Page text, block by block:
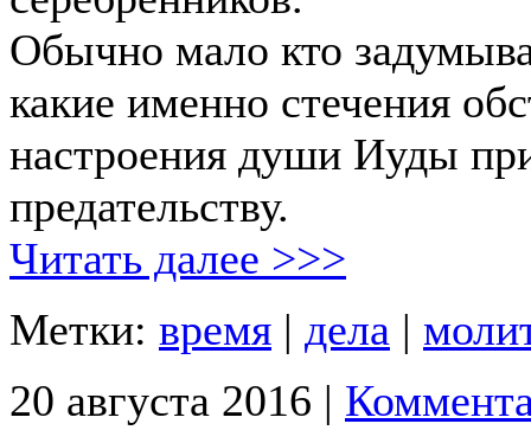
Обычно мало кто
какие именно стечения
настроения души Иуды
предательству.
Читать далее >>>
Метки: время | дела |
20 августа 2016 |